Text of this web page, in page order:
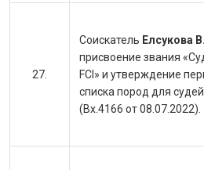
Соискатель Елсукова
присвоение звания
FCI» и утверждение
списка пород для
(Вх.4166 от 08.07.2022).